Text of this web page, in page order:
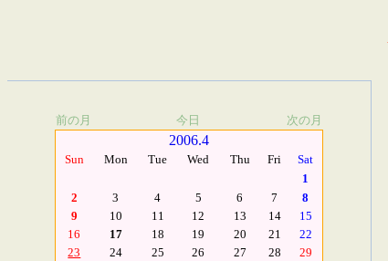
前の月 今日 次の月
2006.4
Sun Mon Tue Wed Thu Fri
Sat
1
2
3 4 5 6 7
8
9
10 11 12 13 14
15
16
17 18 19 20 21
22
23
24 25 26 27 28
29